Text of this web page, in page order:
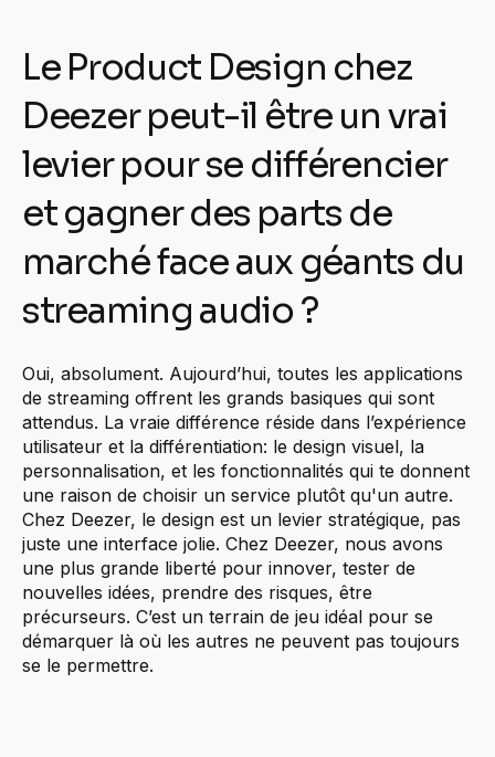
Le Product Design chez
Deezer peut-il être un vrai
levier pour se différencier
et gagner des parts de
marché face aux géants du
streaming audio ?
Oui, absolument. Aujourd’hui, toutes les applications
de streaming offrent les grands basiques qui sont
attendus. La vraie différence réside dans l’expérience
utilisateur et la différentiation: le design visuel, la
personnalisation, et les fonctionnalités qui te donnent
une raison de choisir un service plutôt qu'un autre.
Chez Deezer, le design est un levier stratégique, pas
juste une interface jolie. Chez Deezer, nous avons
une plus grande liberté pour innover, tester de
nouvelles idées, prendre des risques, être
précurseurs. C’est un terrain de jeu idéal pour se
démarquer là où les autres ne peuvent pas toujours
se le permettre.